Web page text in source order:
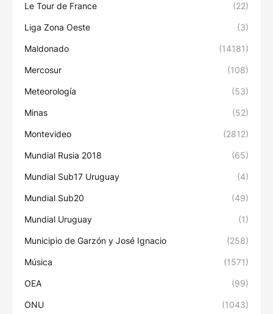
Le Tour de France (22)
Liga Zona Oeste (3)
Maldonado (14181)
Mercosur (108)
Meteorología (53)
Minas (52)
Montevideo (2812)
Mundial Rusia 2018 (65)
Mundial Sub17 Uruguay (4)
Mundial Sub20 (49)
Mundial Uruguay (1)
Municipio de Garzón y José Ignacio (258)
Música (1571)
OEA (99)
ONU (1043)